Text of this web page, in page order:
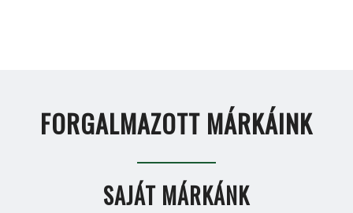
FORGALMAZOTT MÁRKÁINK
SAJÁT MÁRKÁNK